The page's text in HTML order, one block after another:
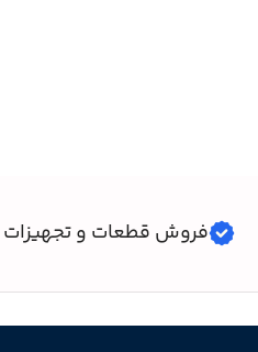
فروش قطعات و تجهیزات